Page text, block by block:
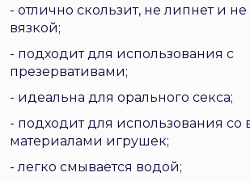
- отлично скользит, не липнет и не
вязкой;
- подходит для использования с
презервативами;
- идеальна для орального секса;
- подходит для использования со
материалами игрушек;
- легко смывается водой;